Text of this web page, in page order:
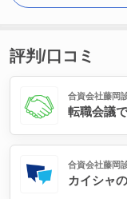
評判/口コミ
合資会社藤岡
転職会議
合資会社藤岡
カイシャ